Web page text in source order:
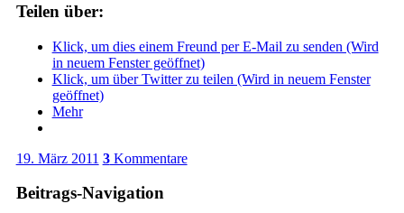
Teilen über:
Klick, um dies einem Freund per E-Mail zu senden (Wird
in neuem Fenster geöffnet)
Klick, um über Twitter zu teilen (Wird in neuem Fenster
geöffnet)
Mehr
19. März 2011 3Kommentare
Beitrags-Navigation